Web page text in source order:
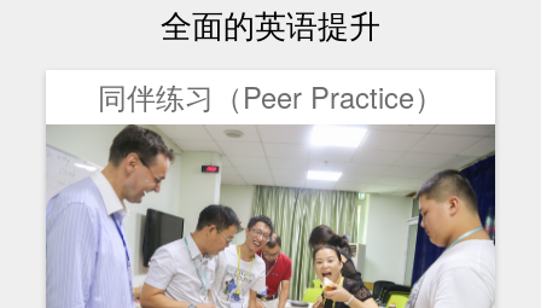
全面的英语提升
同伴练习（Peer Practice）